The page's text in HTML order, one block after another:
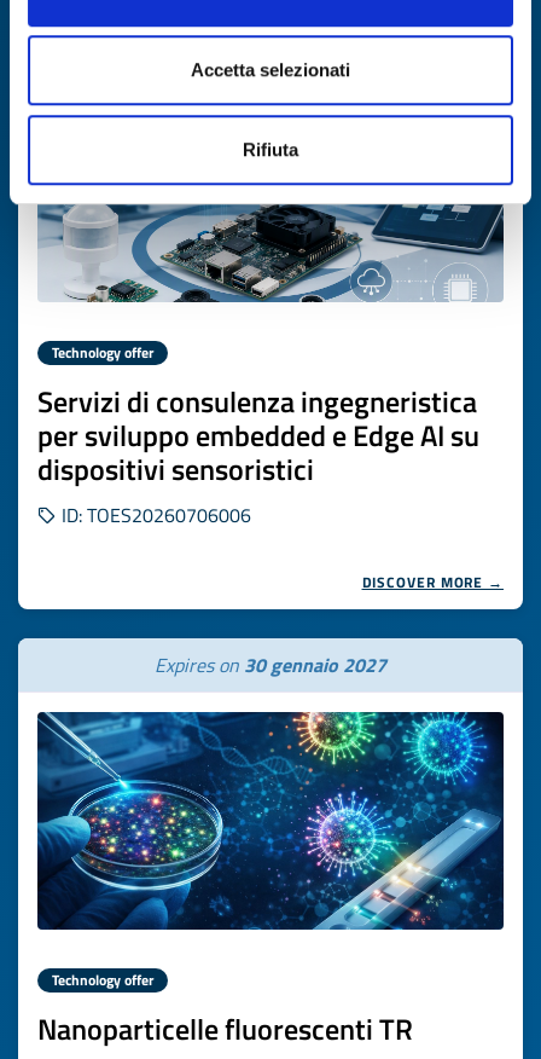
Accetta selezionati
Rifiuta
Expires on22 luglio 2027
Technology offer
Servizi di consulenza ingegneristica
per sviluppo embedded e Edge AI su
dispositivi sensoristici
ID: TOES20260706006
DISCOVER MORE →
Expires on 30 gennaio 2027
Technology offer
Nanoparticelle fluorescenti TR